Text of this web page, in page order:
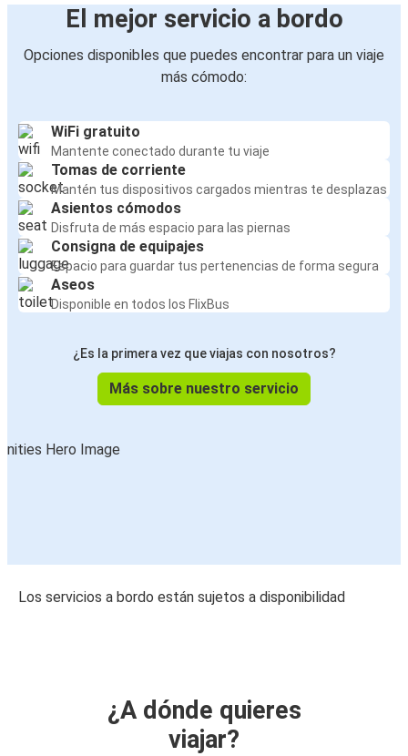
El mejor servicio a bordo
Opciones disponibles que puedes encontrar para un viaje
más cómodo:
WiFi gratuito
Mantente conectado durante tu viaje
Tomas de corriente
Mantén tus dispositivos cargados mientras te desplazas
Asientos cómodos
Disfruta de más espacio para las piernas
Consigna de equipajes
Espacio para guardar tus pertenencias de forma segura
Aseos
Disponible en todos los FlixBus
¿Es la primera vez que viajas con nosotros?
Más sobre nuestro servicio
Los servicios a bordo están sujetos a disponibilidad
¿A dónde quieres
viajar?